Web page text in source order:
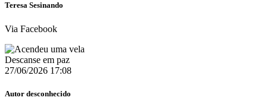
Teresa Sesinando
Via Facebook
Descanse em paz
27/06/2026 17:08
Autor desconhecido